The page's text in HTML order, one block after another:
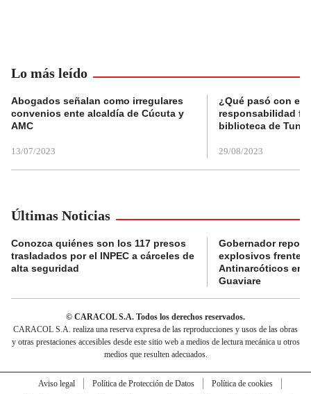
Lo más leído
Abogados señalan como irregulares
convenios ente alcaldía de Cúcuta y
AMC
13/07/2023
¿Qué pasó con el
responsabilidad
biblioteca de
29/08/2023
Últimas Noticias
Conozca quiénes son los 117 presos
trasladados por el INPEC a cárceles de
alta seguridad
Gobernador
explosivos frente a
Antinarcóticos en
Guaviare
© CARACOL S.A. Todos los derechos reservados.
CARACOL S.A. realiza una reserva expresa de las reproducciones y usos de las obras
y otras prestaciones accesibles desde este sitio web a medios de lectura mecánica u otros
medios que resulten adecuados.
Aviso legal Política de Protección de Datos
Política de cookies